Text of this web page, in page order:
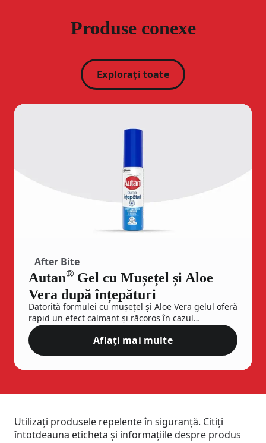
Produse conexe
Explorați toate
After Bite
Autan® Gel cu Mușețel și Aloe
Vera după înțepături
Datorită formulei cu mușețel și Aloe Vera gelul oferă
rapid un efect calmant și răcoros în cazul
înțepăturilor de insecte sau al urticariei provocate
de urzici, meduze sau alți agenți care cauzează
pruritul.
Autan® Gel cu Mușețel și
Aflați mai multe
Utilizați produsele repelente în siguranță. Citiți
întotdeauna eticheta și informațiile despre produs